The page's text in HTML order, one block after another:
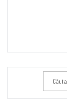
după: